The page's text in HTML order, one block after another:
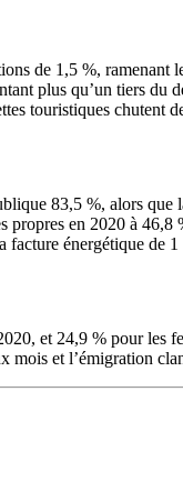
de 1,5 %,
plus qu’un tiers
touristiques chutent
83,5 %, alors
propres en 2020 à
facture énergétique de
et 24,9 % pour les
mois et l’émigration